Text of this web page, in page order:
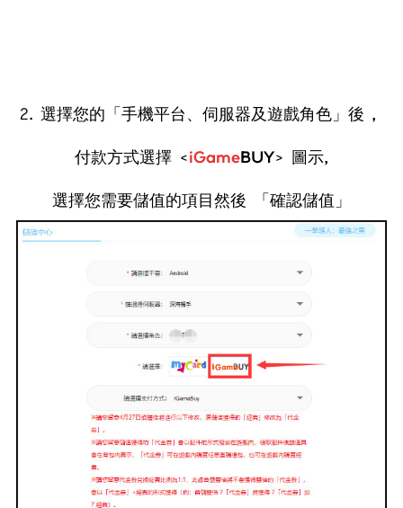
2. 選擇您的 「手機平台、伺服器及遊戲角色 」 後 ,
付款方式選擇 <iGameBUY> 圖示,
選擇您需要儲值的項目然後 「確認儲值」